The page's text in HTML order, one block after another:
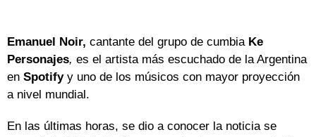
Emanuel Noir, cantante del grupo de cumbia Ke
Personajes, es el artista más escuchado de la Argentina
en Spotify y uno de los músicos con mayor proyección
a nivel mundial.
En las últimas horas, se dio a conocer la noticia se